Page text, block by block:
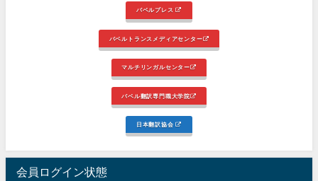
バベルプレス
バベルトランスメディアセンター
マルチリンガルセンター
バベル翻訳専門職大学院
日本翻訳協会
会員ログイン状態